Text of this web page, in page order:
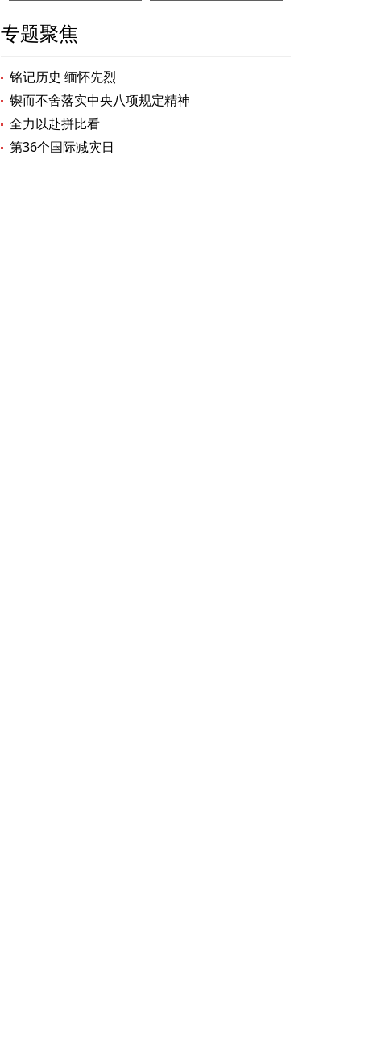
专题聚焦
铭记历史 缅怀先烈
锲而不舍落实中央八项规定精神
全力以赴拼比看
第36个国际减灾日